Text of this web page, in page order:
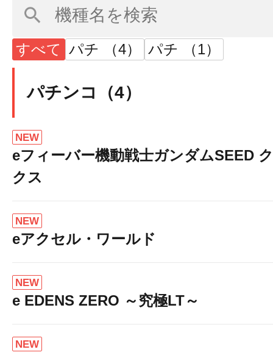
すべて パチ （4） パチ （1）
パチンコ（4）
NEW
eフィーバー機動戦士ガンダムSEED
クス
NEW
eアクセル・ワールド
NEW
e EDENS ZERO ～究極LT～
NEW